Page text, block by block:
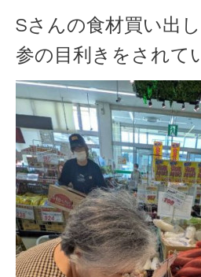
Sさんの食材買い出
参の目利きをされて